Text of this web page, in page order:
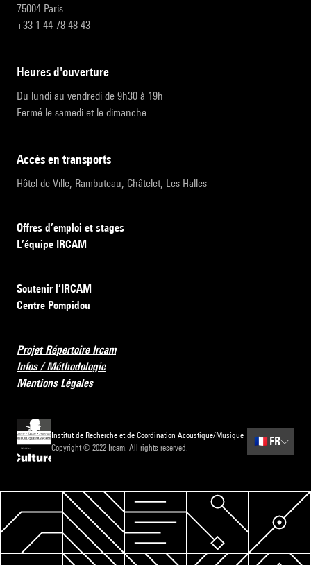
75004 Paris
+33 1 44 78 48 43
heures d'ouverture
Du lundi au vendredi de 9h30 à 19h
Fermé le samedi et le dimanche
accès en transports
Hôtel de Ville, Rambuteau, Châtelet, Les Halles
Offres d’emploi et stages
L’équipe IRCAM
Soutenir l’IRCAM
Centre Pompidou
Projet Répertoire Ircam
Infos / Méthodologie
Mentions Légales
Institut de Recherche et de Coordination Acoustique/Musique
Copyright © 2022 Ircam. All rights reserved.
🇫🇷 FR